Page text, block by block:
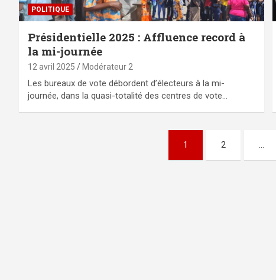
POLITIQUE
Présidentielle 2025 : Affluence record à
la mi-journée
12 avril 2025 Modérateur 2
Les bureaux de vote débordent d’électeurs à la mi-
journée, dans la quasi-totalité des centres de vote…
1 2 …